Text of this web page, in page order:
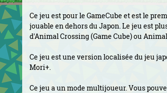
Ce jeu est pour le GameCube et est le
jouable en dehors du Japon. Le jeu est
d'Animal Crossing (Game Cube) ou
Ce jeu est une version localisée du jeu
Mori+.
Ce jeu a un mode multijoueur. Vous